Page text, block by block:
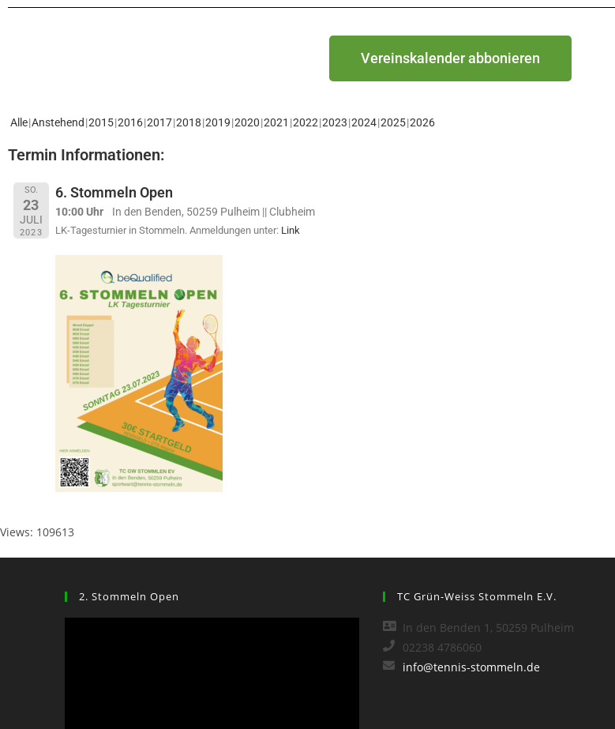
Vereinskalender abbonieren
Alle Anstehend 2015 2016 2017 2018 2019 2020 2021 2022 2023 2024 2025 2026
Termin Informationen:
SO.
23
JULI
2023
6. Stommeln Open
10:00 Uhr In den Benden, 50259 Pulheim || Clubheim
LK-Tagesturnier in Stommeln. Anmeldungen unter: Link
Views: 109613
2. Stommeln Open TC Grün-Weiss Stommeln E.V.
In den Benden 1, 50259 Pulheim
02238 4786060
info@tennis-stommeln.de